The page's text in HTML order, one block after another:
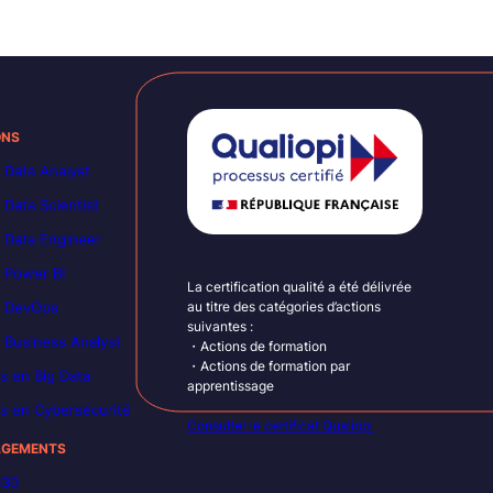
Data Analyst
Data Scientist
Data Engineer
Power BI
Business Analyst
en Big Data
en Cybersécurité
La certification qualité a été délivrée
au titre des catégories d’actions
suivantes :
・Actions de formation
・Actions de formation par
apprentissage
Consulter le certificat Qualiopi